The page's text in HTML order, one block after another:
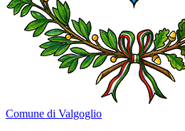
Comune di Valgoglio